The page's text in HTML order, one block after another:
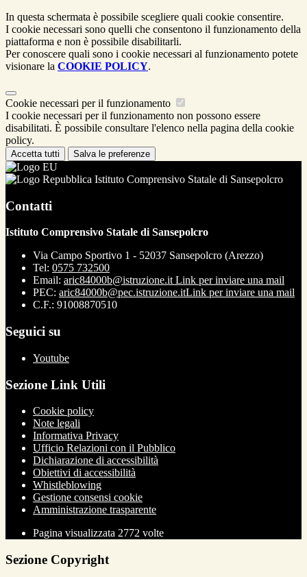
In questa schermata è possibile scegliere quali cookie consentire.
I cookie necessari sono quelli che consentono il funzionamento della
piattaforma e non è possibile disabilitarli.
Per conoscere quali sono i cookie necessari al funzionamento potete
visionare la COOKIE POLICY.
Cookie necessari per il funzionamento
I cookie necessari per il funzionamento non possono essere
disabilitati. È possibile consultare l'elenco nella pagina della cookie
policy.
Accetta tutti Salva le preferenze
Istituto Comprensivo Statale di Sansepolcro
Contatti
Istituto Comprensivo Statale di Sansepolcro
Via Campo Sportivo 1 - 52037 Sansepolcro (Arezzo)
Tel: 0575 732500
Email: aric84000b@istruzione.it Link per inviare una mail
PEC: aric84000b@pec.istruzione.itLink per inviare una mail
C.F.: 91008870510
Seguici su
Youtube
Sezione Link Utili
Cookie policy
Note legali
Informativa Privacy
Ufficio Relazioni con il Pubblico
Dichiarazione di accessibilità
Obiettivi di accessibilità
Whistleblowing
Gestione consensi cookie
Amministrazione trasparente
Pagina visualizzata 2772 volte
Sezione Copyright